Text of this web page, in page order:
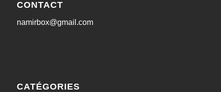
CONTACT
namirbox@gmail.com
CATÉGORIES